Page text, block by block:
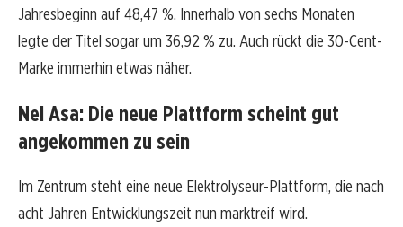
Jahresbeginn auf 48,47 %. Innerhalb von sechs Monaten
legte der Titel sogar um 36,92 % zu. Auch rückt die 30-Cent-
Marke immerhin etwas näher.
Nel Asa: Die neue Plattform scheint gut
angekommen zu sein
Im Zentrum steht eine neue Elektrolyseur-Plattform, die nach
acht Jahren Entwicklungszeit nun marktreif wird.